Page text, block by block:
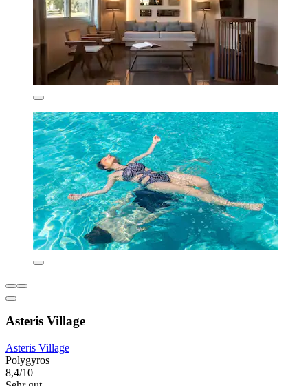
Asteris Village
Asteris Village
Polygyros
8,4/10